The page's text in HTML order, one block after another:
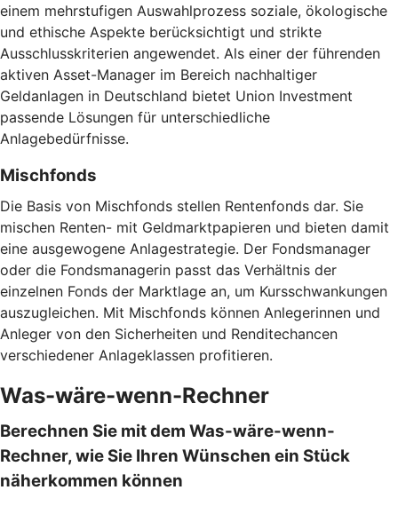
einem mehrstufigen Auswahlprozess soziale, ökologische
und ethische Aspekte berücksichtigt und strikte
Ausschlusskriterien angewendet. Als einer der führenden
aktiven Asset-Manager im Bereich nachhaltiger
Geldanlagen in Deutschland bietet Union Investment
passende Lösungen für unterschiedliche
Anlagebedürfnisse.
Mischfonds
Die Basis von Mischfonds stellen Rentenfonds dar. Sie
mischen Renten- mit Geldmarktpapieren und bieten damit
eine ausgewogene Anlagestrategie. Der Fondsmanager
oder die Fondsmanagerin passt das Verhältnis der
einzelnen Fonds der Marktlage an, um Kursschwankungen
auszugleichen. Mit Mischfonds können Anlegerinnen und
Anleger von den Sicherheiten und Renditechancen
verschiedener Anlageklassen profitieren.
Was-wäre-wenn-Rechner
Berechnen Sie mit dem Was-wäre-wenn-
Rechner, wie Sie Ihren Wünschen ein Stück
näherkommen können